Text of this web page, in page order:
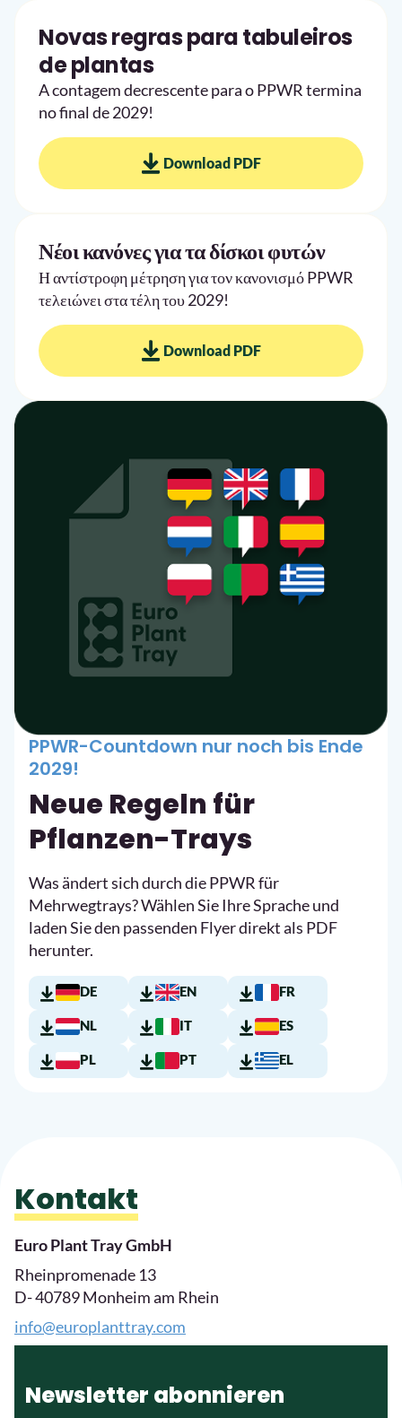
Novas regras para tabuleiros
de plantas
A contagem decrescente para o PPWR termina
no final de 2029!
Download PDF
Νέοι κανόνες για τα δίσκοι φυτών
Η αντίστροφη μέτρηση για τον κανονισμό PPWR
τελειώνει στα τέλη του 2029!
Download PDF
PPWR-Countdown nur noch bis Ende
2029!
Neue Regeln für
Pflanzen-Trays
Was ändert sich durch die PPWR für
Mehrwegtrays? Wählen Sie Ihre Sprache und
laden Sie den passenden Flyer direkt als PDF
herunter.
DE EN FR
NL IT ES
PL PT EL
Kontakt
Euro Plant Tray GmbH
Rheinpromenade 13
D- 40789 Monheim am Rhein
info@europlanttray.com
Newsletter abonnieren